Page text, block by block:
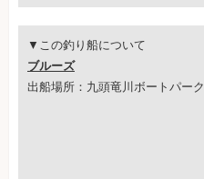
▼この釣り船について
ブルーズ
出船場所：九頭竜川ボートパーク